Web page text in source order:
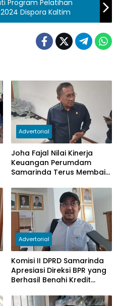
Program Pelatihan
Dispora Kaltim
Advertorial
Joha Fajal Nilai Kinerja
Keuangan Perumdam
Samarinda Terus Membaik,
Subsidi Berkurang
Advertorial
Komisi II DPRD Samarinda
Apresiasi Direksi BPR yang
Berhasil Benahi Kredit